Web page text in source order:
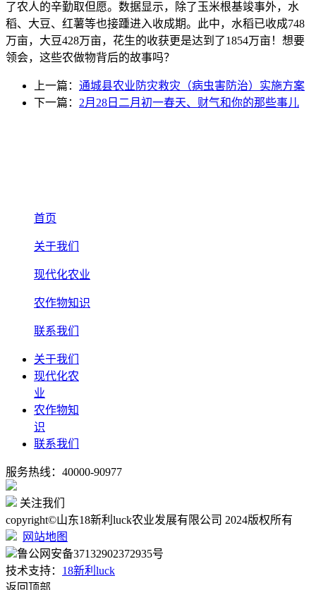
了农人的辛勤取但愿。数据显示，除了玉米根基竣事外，水
稻、大豆、红薯等也接踵进入收成期。此中，水稻已收成748
万亩，大豆428万亩，花生的收获更是达到了1854万亩！想要
领会，这些农做物背后的故事吗？
上一篇： 通城县农业防灾救灾（病虫害防治）实施方案
下一篇： 2月28日二月初一春天、财气和你的那些事儿
首页
关于我们
现代化农业
农作物知识
联系我们
关于我们
现代化农
业
农作物知
识
联系我们
服务热线：40000-90977
关注我们
copyright©山东18新利luck农业发展有限公司 2024版权所有
网站地图
鲁公网安备37132902372935号
技术支持： 18新利luck